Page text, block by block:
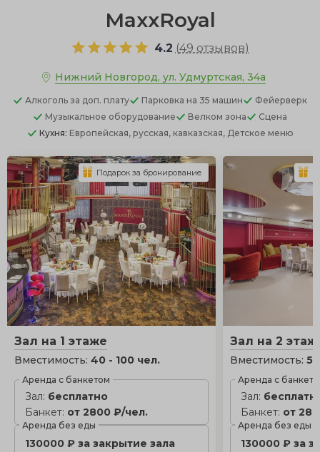
MaxxRoyal
4.2 (49 отзывов)
Нижний Новгород, ул. Удмуртская, 34а
Алкоголь за доп. плату Парковка на 35 машин
Фейерверк
Музыкальное оборудование
Велком зона
Сцена
Кухня: Европейская, русская, кавказская, Детское меню
Зал на 1 этаже
Вместимость: 40 - 100 чел.
Аренда с банкетом
Зал: бесплатно
Банкет: от 2800 ₽/чел.
Аренда без еды
130000 ₽ за закрытие зала
Подарок за бронирование
Зал на 2
Вместимость:
Аренда с
Зал:
Банкет: от
Аренда без еды
130000 ₽ за